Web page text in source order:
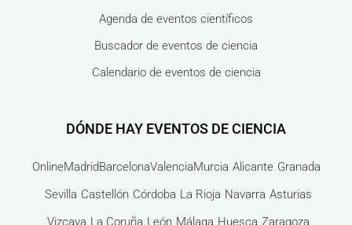
Agenda de eventos científicos
Buscador de eventos de ciencia
Calendario de eventos de ciencia
DÓNDE HAY EVENTOS DE CIENCIA
OnlineMadridBarcelonaValenciaMurcia Alicante Granada
Sevilla Castellón Córdoba La Rioja Navarra Asturias
Vizcaya La Coruña León Málaga Huesca Zaragoza